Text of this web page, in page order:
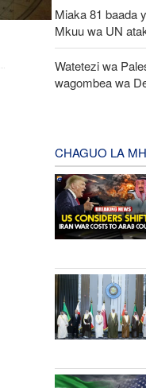
Miaka 81 baada
Mkuu wa UN
Watetezi wa
wagombea wa
CHAGUO LA